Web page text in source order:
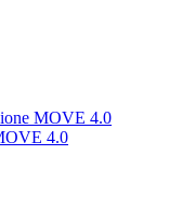
MOVE 4.0
4.0